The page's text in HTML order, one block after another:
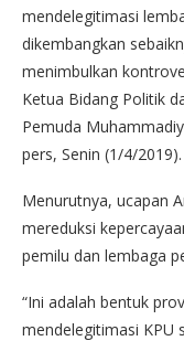
mendelegitimasi
dikembangkan
menimbulkan
Ketua Bidang Politik
Pemuda
pers, Senin (1/4/2019).
Menurutnya, ucapan
mereduksi
pemilu dan lembaga
“Ini adalah bentuk
mendelegitimasi KPU